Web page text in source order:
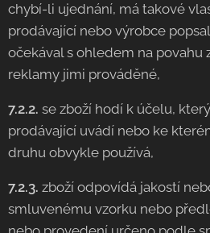
chybí-li ujednání, má takové
prodávající nebo výrobce
očekával s ohledem na povahu
reklamy jimi prováděné,
7.2.2. se zboží hodí k účelu,
prodávající uvádí nebo ke
druhu obvykle používá,
7.2.3. zboží odpovídá jakostí
smluvenému vzorku nebo